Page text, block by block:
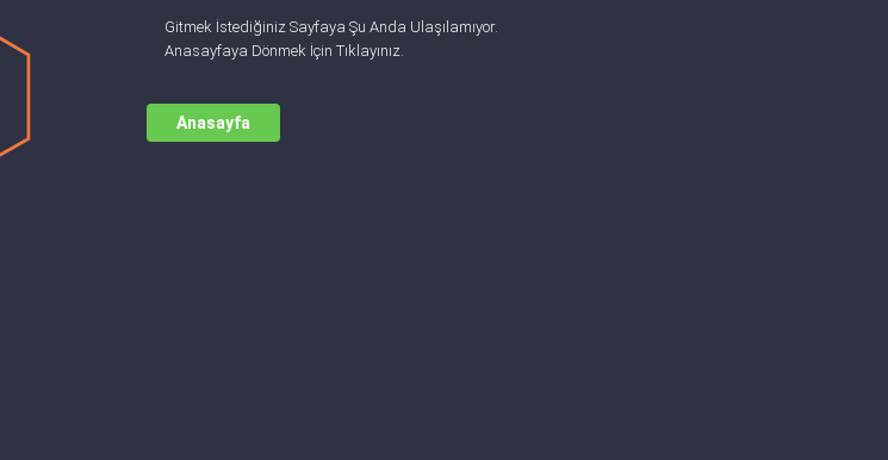
Gitmek İstediğiniz Sayfaya Şu Anda Ulaşılamıyor.
Anasayfaya Dönmek İçin Tıklayınız.
Anasayfa